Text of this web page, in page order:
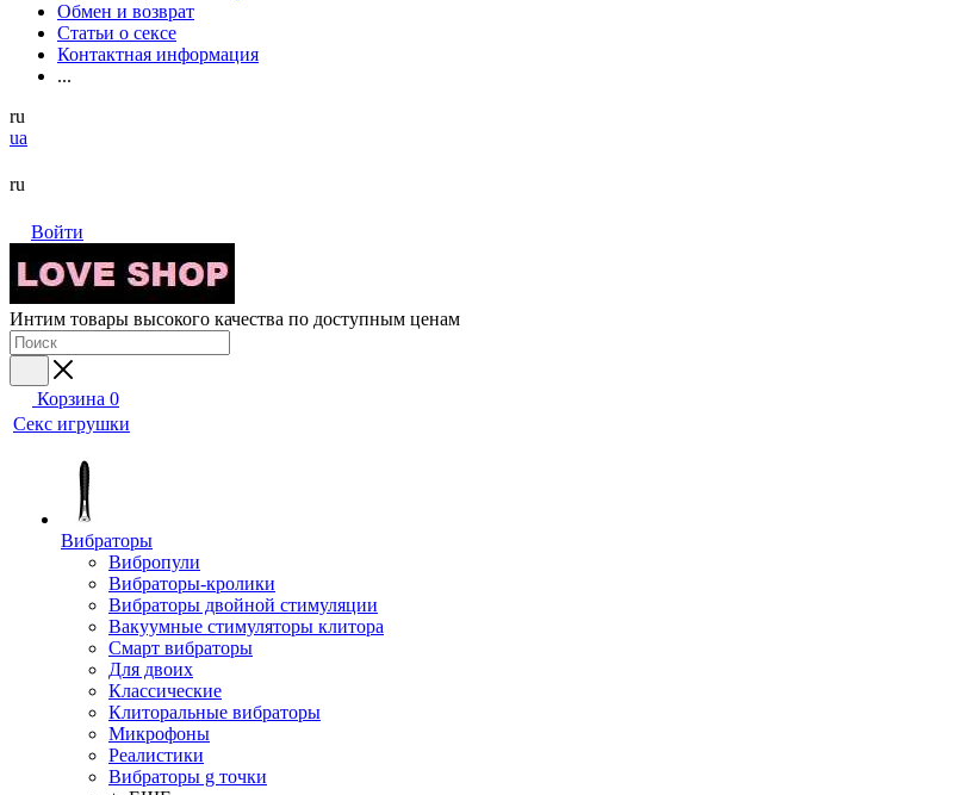
Обмен и возврат
Статьи о сексе
Контактная информация
...
ru
ua
ru
Войти
Интим товары высокого качества по доступным ценам
Корзина 0
Секс игрушки
Вибраторы
Вибропули
Вибраторы-кролики
Вибраторы двойной стимуляции
Вакуумные стимуляторы клитора
Смарт вибраторы
Для двоих
Классические
Клиторальные вибраторы
Микрофоны
Реалистики
Вибраторы g точки